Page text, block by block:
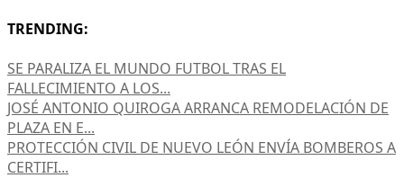
TRENDING:
SE PARALIZA EL MUNDO FUTBOL TRAS EL
FALLECIMIENTO A LOS...
JOSÉ ANTONIO QUIROGA ARRANCA REMODELACIÓN DE
PLAZA EN E...
PROTECCIÓN CIVIL DE NUEVO LEÓN ENVÍA BOMBEROS A
CERTIFI...